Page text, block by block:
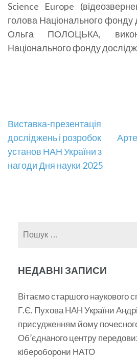
Science Europe
голова Національного фонду
Ольга ПОЛОЦЬКА,
Національного фонду
Навігація
записів
Виставка-презентація
досліджень і розробок
установ НАН України з
нагоди Дня науки 2025
НЕДАВНІ ЗАПИСИ
Вітаємо старшого наукового
Г.Є. Пухова НАН України
присудженням йому
Об’єднаного центру
кібероборони НАТО